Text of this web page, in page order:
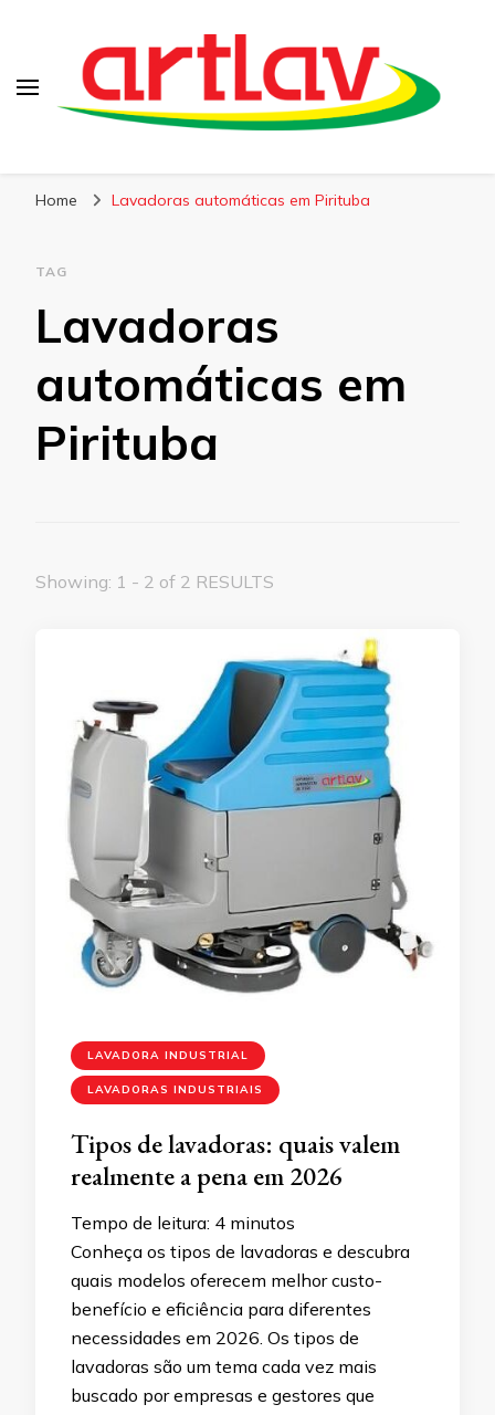
Home Lavadoras automáticas em Pirituba
TAG
Lavadoras
automáticas em
Pirituba
Showing: 1 - 2 of 2 RESULTS
LAVADORA INDUSTRIAL
LAVADORAS INDUSTRIAIS
Tipos de lavadoras: quais valem
realmente a pena em 2026
Tempo de leitura: 4 minutos
Conheça os tipos de lavadoras e descubra
quais modelos oferecem melhor custo-
benefício e eficiência para diferentes
necessidades em 2026. Os tipos de
lavadoras são um tema cada vez mais
buscado por empresas e gestores que